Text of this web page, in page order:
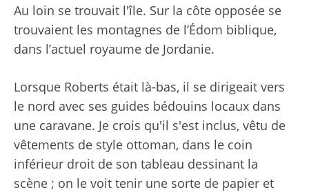
Au loin se trouvait l'île. Sur la côte opposée se
trouvaient les montagnes de l’Édom biblique,
dans l’actuel royaume de Jordanie.
Lorsque Roberts était là-bas, il se dirigeait vers
le nord avec ses guides bédouins locaux dans
une caravane. Je crois qu'il s'est inclus, vêtu de
vêtements de style ottoman, dans le coin
inférieur droit de son tableau dessinant la
scène ; on le voit tenir une sorte de papier et